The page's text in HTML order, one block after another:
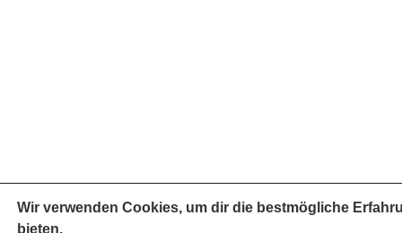
Wir verwenden Cookies, um dir die bestmögliche
bieten.